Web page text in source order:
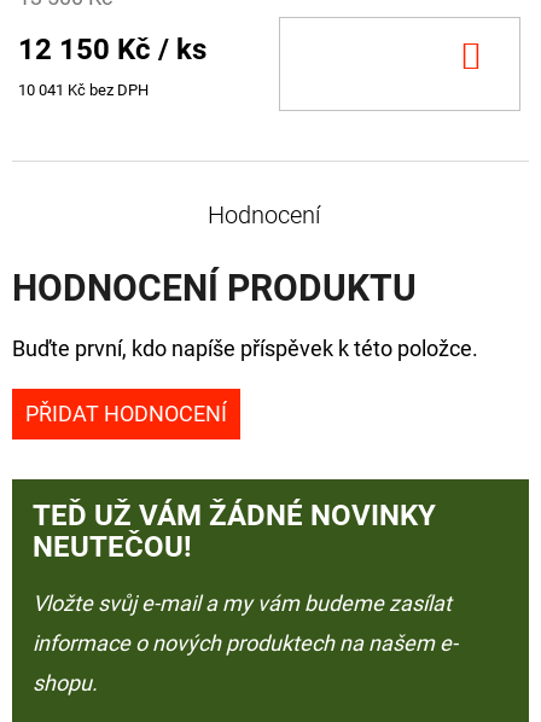
12 150 Kč / ks
10 041 Kč bez DPH
Hodnocení
HODNOCENÍ PRODUKTU
Buďte první, kdo napíše příspěvek k této položce.
PŘIDAT HODNOCENÍ
TEĎ UŽ VÁM ŽÁDNÉ NOVINKY
NEUTEČOU!
Vložte svůj e-mail a my vám budeme zasílat
informace o nových produktech na našem e-
shopu.